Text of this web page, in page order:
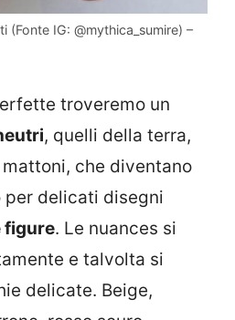
(Fonte IG: @mythica_sumire) –
troveremo un
, quelli della terra,
che diventano
delicati disegni
figure. Le nuances si
e talvolta si
delicate. Beige,